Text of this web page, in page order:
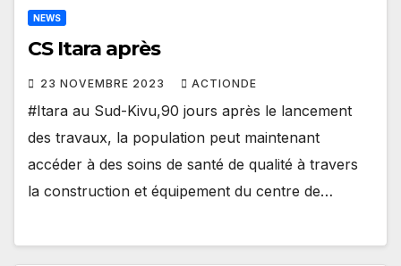
NEWS
CS Itara après
23 NOVEMBRE 2023 ACTIONDE
#Itara au Sud-Kivu,90 jours après le lancement
des travaux, la population peut maintenant
accéder à des soins de santé de qualité à travers
la construction et équipement du centre de…